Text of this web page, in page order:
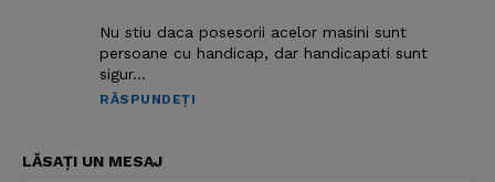
Nu stiu daca posesorii acelor masini sunt
persoane cu handicap, dar handicapati sunt
sigur…
RĂSPUNDEȚI
LĂSAȚI UN MESAJ